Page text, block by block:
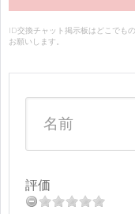
ID交換チャット掲示板はどこでも
お願いします。
評価